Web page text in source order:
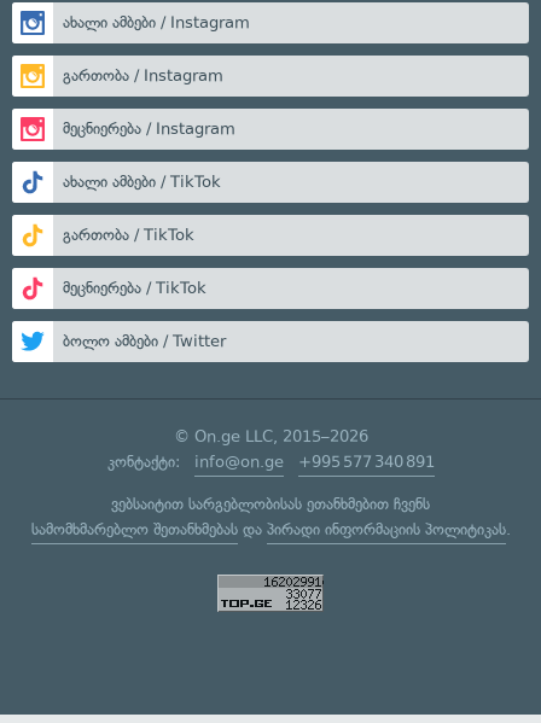
ახალი ამბები / Instagram
გართობა / Instagram
მეცნიერება / Instagram
ახალი ამბები / TikTok
გართობა / TikTok
მეცნიერება / TikTok
ბოლო ამბები / Twitter
© On.ge LLC, 2015–2026
კონტაქტი: info@on.ge +995 577 340 891
ვებსაიტით სარგებლობისას ეთანხმებით ჩვენს
სამომხმარებლო შეთანხმებასდა პირადი ინფორმაციის პოლიტიკას.